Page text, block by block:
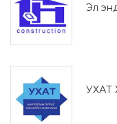
Эл
УХАТ